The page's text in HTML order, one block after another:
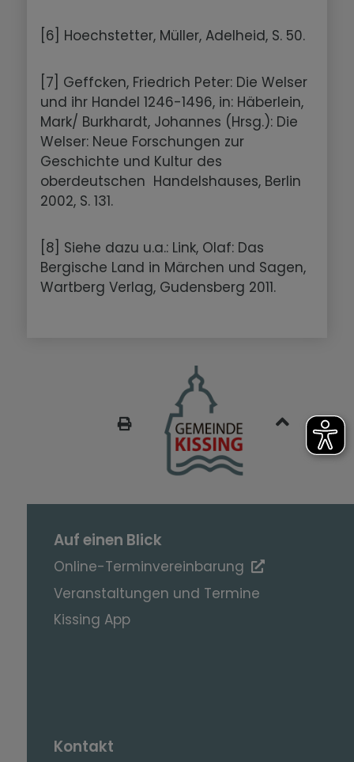
[6] Hoechstetter, Müller, Adelheid, S. 50.
[7] Geffcken, Friedrich Peter: Die Welser
und ihr Handel 1246-1496, in: Häberlein,
Mark/ Burkhardt, Johannes (Hrsg.): Die
Welser: Neue Forschungen zur
Geschichte und Kultur des
oberdeutschen Handelshauses, Berlin
2002, S. 131.
[8] Siehe dazu u.a.: Link, Olaf: Das
Bergische Land in Märchen und Sagen,
Wartberg Verlag, Gudensberg 2011.
Auf einen Blick
Online-Terminvereinbarung
Veranstaltungen und Termine
Kissing App
Kontakt